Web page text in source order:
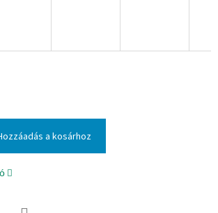
a kosárhoz